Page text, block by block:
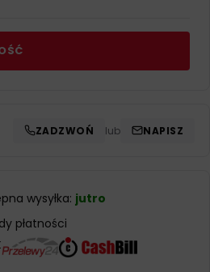
ZADZWOŃ lub NAPISZ
wysyłka: jutro
płatności